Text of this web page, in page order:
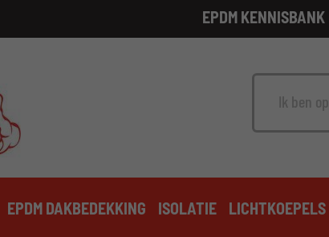
EPDM KENNISBANK
EPDM DAKBEDEKKING ISOLATIE LICHTKOEPELS